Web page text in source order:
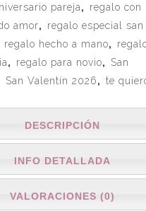
pareja,
regalo con
amor,
regalo especial san
regalo hecho a mano,
, regalo para novio,
San
San Valentín 2026, te
DESCRIPCIÓN
INFO DETALLADA
VALORACIONES (0)